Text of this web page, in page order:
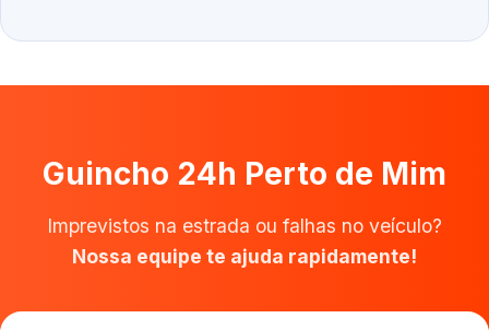
Guincho 24h Perto de Mim
Imprevistos na estrada ou falhas no veículo?
Nossa equipe te ajuda rapidamente!